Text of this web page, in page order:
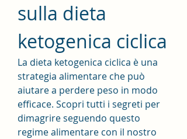
sulla dieta
ketogenica ciclica
La dieta ketogenica ciclica è una
strategia alimentare che può
aiutare a perdere peso in modo
efficace. Scopri tutti i segreti per
dimagrire seguendo questo
regime alimentare con il nostro